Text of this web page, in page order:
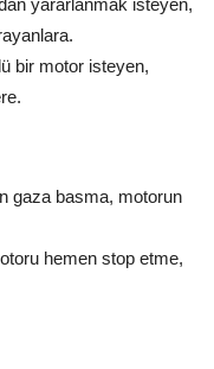
yararlanmak isteyen,
bir motor isteyen,
gaza basma, motorun
hemen stop etme,